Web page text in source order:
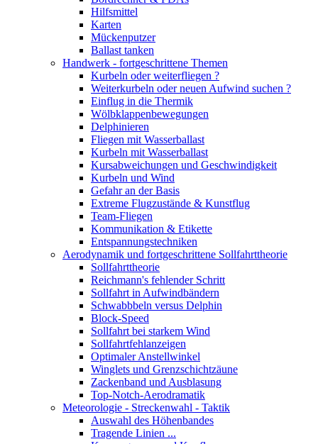
Hilfsmittel
Karten
Mückenputzer
Ballast tanken
Handwerk - fortgeschrittene Themen
Kurbeln oder weiterfliegen ?
Weiterkurbeln oder neuen Aufwind suchen ?
Einflug in die Thermik
Wölbklappenbewegungen
Delphinieren
Fliegen mit Wasserballast
Kurbeln mit Wasserballast
Kursabweichungen und Geschwindigkeit
Kurbeln und Wind
Gefahr an der Basis
Extreme Flugzustände & Kunstflug
Team-Fliegen
Kommunikation & Etikette
Entspannungstechniken
Aerodynamik und fortgeschrittene Sollfahrttheorie
Sollfahrttheorie
Reichmann's fehlender Schritt
Sollfahrt in Aufwindbändern
Schwabbbeln versus Delphin
Block-Speed
Sollfahrt bei starkem Wind
Sollfahrtfehlanzeigen
Optimaler Anstellwinkel
Winglets und Grenzschichtzäune
Zackenband und Ausblasung
Top-Notch-Aerodramatik
Meteorologie - Streckenwahl - Taktik
Auswahl des Höhenbandes
Tragende Linien ...